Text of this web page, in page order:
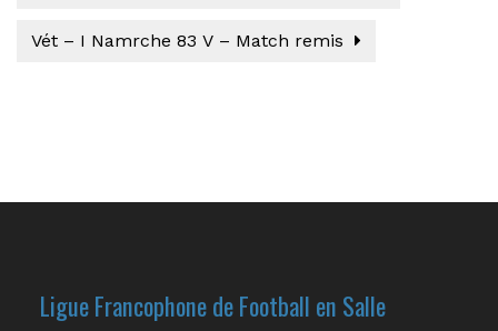
Vét – I Namrche 83 V – Match remis
Ligue Francophone de Football en Salle